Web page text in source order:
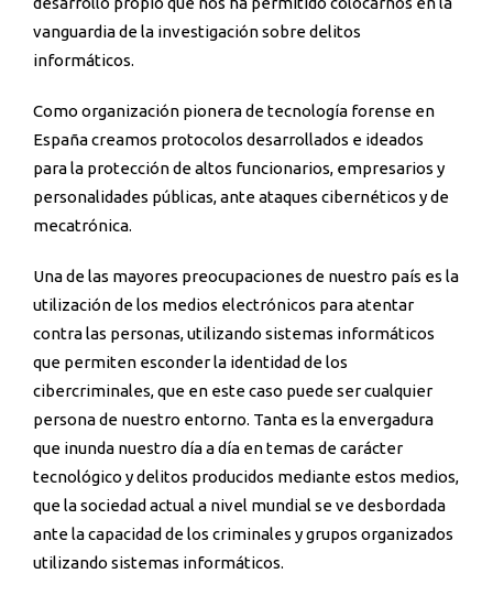
vanguardia de la investigación sobre delitos
informáticos.
Como organización pionera de tecnología forense en
España creamos protocolos desarrollados e ideados
para la protección de altos funcionarios, empresarios y
personalidades públicas, ante ataques cibernéticos y de
mecatrónica.
Una de las mayores preocupaciones de nuestro país es la
utilización de los medios electrónicos para atentar
contra las personas, utilizando sistemas informáticos
que permiten esconder la identidad de los
cibercriminales, que en este caso puede ser cualquier
persona de nuestro entorno. Tanta es la envergadura
que inunda nuestro día a día en temas de carácter
tecnológico y delitos producidos mediante estos medios,
que la sociedad actual a nivel mundial se ve desbordada
ante la capacidad de los criminales y grupos organizados
utilizando sistemas informáticos.